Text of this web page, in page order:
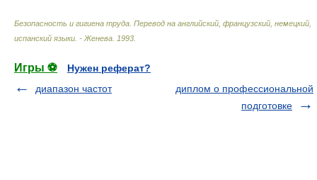
Безопасность и гигиена труда. Перевод на английский, французский, немецкий,
испанский языки. - Женева 1993
Игры ⚽
Нужен реферат?
диапазон частот
диплом о профессиональной
подготовке